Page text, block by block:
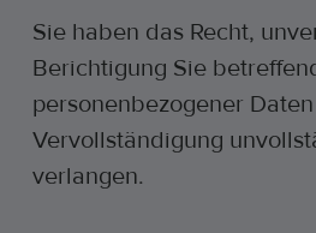
Sie haben das Recht,
Berichtigung Sie
personenbezogener
Vervollständigung
verlangen.